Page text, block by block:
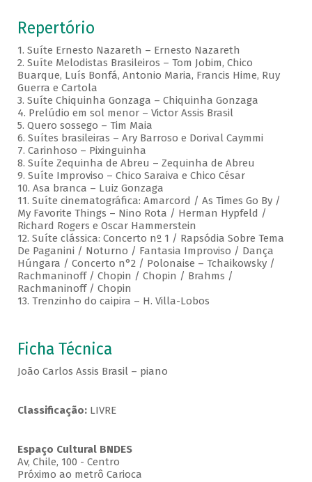
Repertório
1. Suíte Ernesto Nazareth – Ernesto Nazareth
2. Suíte Melodistas Brasileiros – Tom Jobim, Chico
Buarque, Luís Bonfá, Antonio Maria, Francis Hime, Ruy
Guerra e Cartola
3. Suíte Chiquinha Gonzaga – Chiquinha Gonzaga
4. Prelúdio em sol menor – Victor Assis Brasil
5. Quero sossego – Tim Maia
6. Suítes brasileiras – Ary Barroso e Dorival Caymmi
7. Carinhoso – Pixinguinha
8. Suíte Zequinha de Abreu – Zequinha de Abreu
9. Suíte Improviso – Chico Saraiva e Chico César
10. Asa branca – Luiz Gonzaga
11. Suíte cinematográfica: Amarcord / As Times Go By /
My Favorite Things – Nino Rota / Herman Hypfeld /
Richard Rogers e Oscar Hammerstein
12. Suíte clássica: Concerto nº 1 / Rapsódia Sobre Tema
De Paganini / Noturno / Fantasia Improviso / Dança
Húngara / Concerto n°2 / Polonaise – Tchaikowsky /
Rachmaninoff / Chopin / Chopin / Brahms /
Rachmaninoff / Chopin
13. Trenzinho do caipira – H. Villa-Lobos
Ficha Técnica
João Carlos Assis Brasil – piano
Classificação: LIVRE
Espaço Cultural BNDES
Av, Chile, 100 - Centro
Próximo ao metrô Carioca